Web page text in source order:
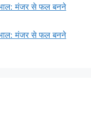
मंजर से फल बनने
मंजर से फल बनने